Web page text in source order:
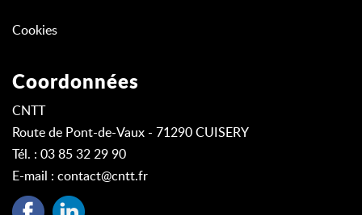
Cookies
Coordonnées
CNTT
Route de Pont-de-Vaux - 71290 CUISERY
Tél. : 03 85 32 29 90
E-mail : contact@cntt.fr